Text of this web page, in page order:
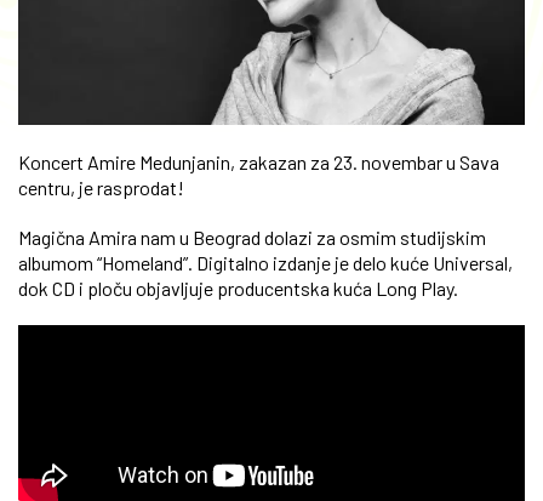
Koncert Amire Medunjanin, zakazan za 23. novembar u Sava
centru, je rasprodat!
Magična Amira nam u Beograd dolazi za osmim studijskim
albumom “Homeland”. Digitalno izdanje je delo kuće Universal,
dok CD i ploču objavljuje producentska kuća Long Play.